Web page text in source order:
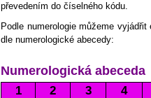
převedením do číselného kódu.
Podle numerologie můžeme
dle numerologické abecedy:
Numerologická abeceda
1 2 3 4